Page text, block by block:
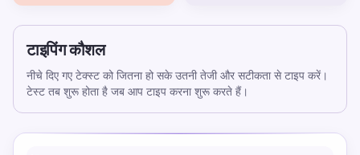
टाइपिंग कौशल
नीचे दिए गए टेक्स्ट को जितना हो सके उतनी तेजी और सटीकता से टाइप करें।
टेस्ट तब शुरू होता है जब आप टाइप करना शुरू करते हैं।